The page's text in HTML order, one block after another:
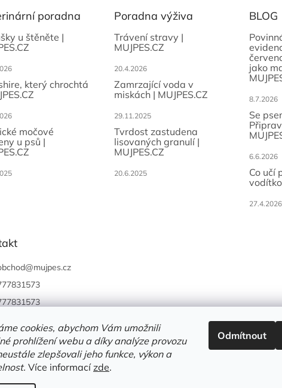
cookies, abychom Vám umožnili
prohlížení webu a díky analýze provozu
zlepšovali jeho funkce, výkon a
Více informacízde.
Odmítnout
poradna
u štěněte |
který chrochtá
močové
u psů |
Poradna výživa
Trávení stravy |
MUJPES.CZ
20.4.2026
Zamrzající voda v
miskách | MUJPES.CZ
29.11.2025
Tvrdost zastudena
lisovaných granulí |
MUJPES.CZ
20.6.2025
BLOG
jako
8.7.2026
Se
6.6.2026
Co učí
27.4.2026
@mujpes.cz